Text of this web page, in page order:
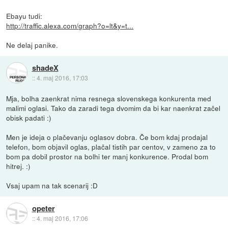
Ebayu tudi:
http://traffic.alexa.com/graph?o=lt&y=t...
Ne delaj panike.
shadeX
::4. maj 2016, 17:03
Mja, bolha zaenkrat nima resnega slovenskega konkurenta med
malimi oglasi. Tako da zaradi tega dvomim da bi kar naenkrat začel
obisk padati :)
Men je ideja o plačevanju oglasov dobra. Če bom kdaj prodajal
telefon, bom objavil oglas, plačal tistih par centov, v zameno za to
bom pa dobil prostor na bolhi ter manj konkurence. Prodal bom
hitrej. :)
Vsaj upam na tak scenarij :D
opeter
::4. maj 2016, 17:06